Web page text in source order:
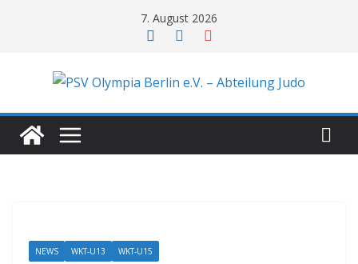
7. August 2026
NEWS WKT-U13 WKT-U15